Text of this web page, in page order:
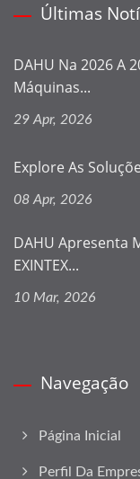
Últimas
DAHU Na 2026 A
Máquinas...
29 Apr, 2026
Explore As
08 Apr, 2026
DAHU Apresenta
EXINTEX...
10 Mar, 2026
Navegação
Página Inicial
Perfil Da